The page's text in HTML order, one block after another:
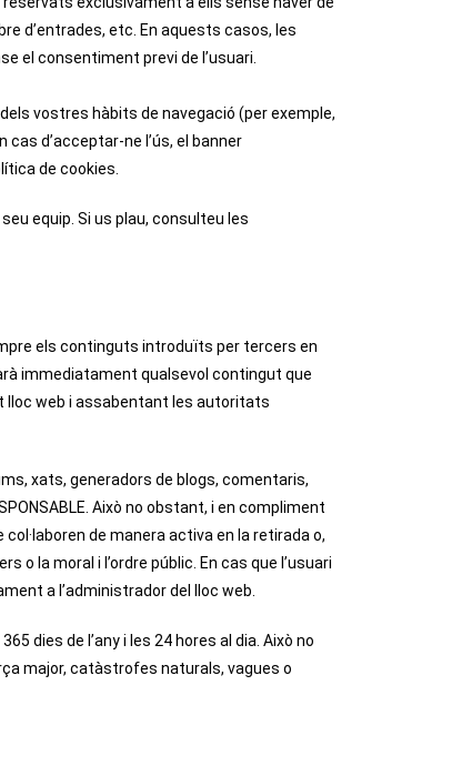
d’entrades, etc. En aquests casos, les
el consentiment previ de l’usuari.
vostres hàbits de navegació (per exemple,
d’acceptar-ne l’ús, el banner
de cookies.
equip. Si us plau, consulteu les
els continguts introduïts per tercers en
immediatament qualsevol contingut que
lloc web i assabentant les autoritats
xats, generadors de blogs, comentaris,
Això no obstant, i en compliment
de manera activa en la retirada o,
la moral i l’ordre públic. En cas que l’usuari
a l’administrador del lloc web.
dies de l’any i les 24 hores al dia. Això no
major, catàstrofes naturals, vagues o